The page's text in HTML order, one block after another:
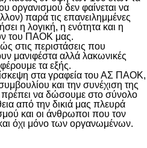
οργανισμού δεν φαίνεται να
παρά τις επανειλημμένες
η λογική, η ενότητα και η
του ΠΑΟΚ μας.
στις περιστάσεις που
μανιφέστα αλλά λακωνικές
τα εξής.
στα γραφεία του ΑΣ ΠΑΟΚ,
και την συνέχιση της
πρέπει να δώσουμε στο σύνολο
από την δικιά μας πλευρά
και οι άνθρωποι που τον
όχι μόνο των οργανωμένων.